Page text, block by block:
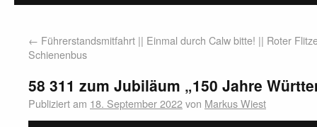
← Führerstandsmitfahrt || Einmal durch Calw bitte! || Roter
Schienenbus
58 311 zum Jubiläum „150 Jahre
Publiziert am 18. September 2022von Markus Wiest